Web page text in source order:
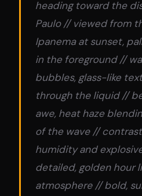
heading toward the
Paulo // viewed from
Ipanema at sunset,
in the foreground //
bubbles, glass-like
through the liquid //
awe, heat haze
of the wave //
humidity and
detailed, golden hour
atmosphere // bold,